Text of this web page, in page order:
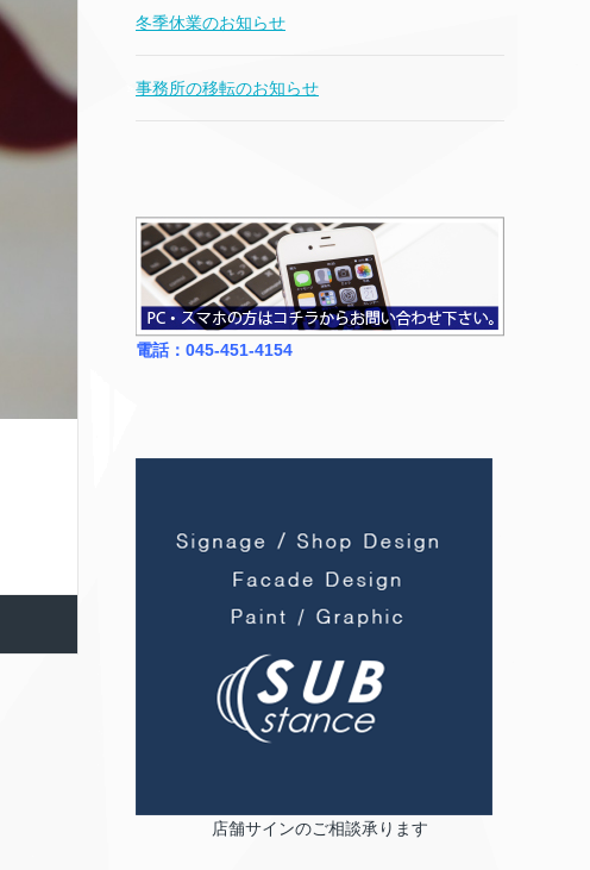
冬季休業のお知らせ
事務所の移転のお知らせ
電話：045-451-4154
店舗サインのご相談承ります